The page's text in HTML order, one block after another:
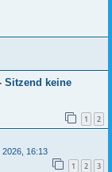
Sitzend keine
1 2
2026, 16:13
1 2 3